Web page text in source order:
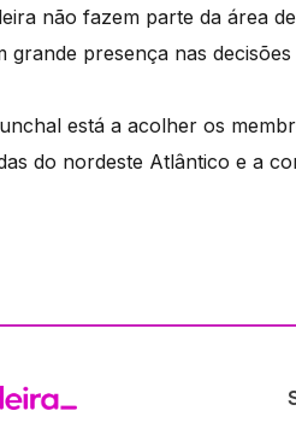
não fazem parte da área
grande presença nas
está a acolher os
do nordeste Atlântico e a